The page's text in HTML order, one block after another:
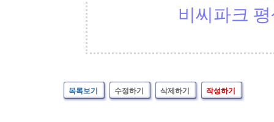
비씨파크
목록보기 수정하기 삭제하기 작성하기